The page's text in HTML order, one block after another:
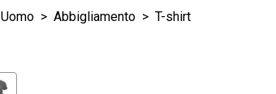
Uomo > Abbigliamento > T-shirt